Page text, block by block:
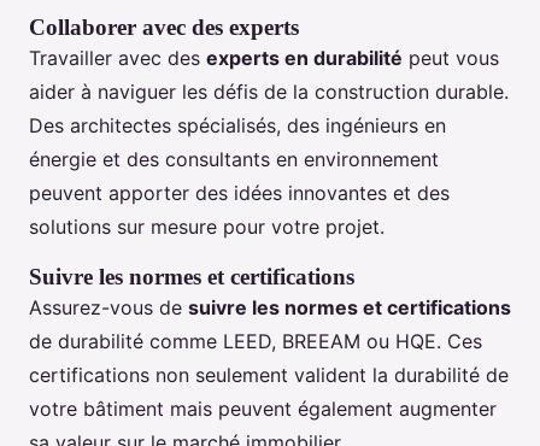
Collaborer avec des experts
Travailler avec des experts en durabilité peut vous
aider à naviguer les défis de la construction durable.
Des architectes spécialisés, des ingénieurs en
énergie et des consultants en environnement
peuvent apporter des idées innovantes et des
solutions sur mesure pour votre projet.
Suivre les normes et certifications
Assurez-vous de suivre les normes et certifications
de durabilité comme LEED, BREEAM ou HQE. Ces
certifications non seulement valident la durabilité de
votre bâtiment mais peuvent également augmenter